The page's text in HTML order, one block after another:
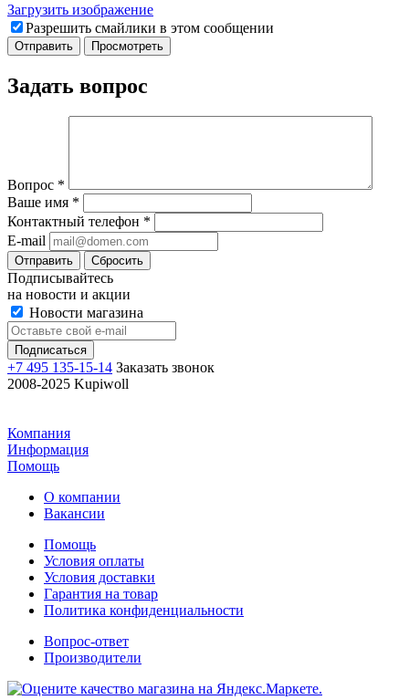
Загрузить изображение
Разрешить смайлики в этом сообщении
Задать вопрос
Вопрос *
Ваше имя *
Контактный телефон *
E-mail
Отправить Сбросить
Подписывайтесь
на новости и акции
Новости магазина
+7 495 135-15-14 Заказать звонок
2008-2025 Kupiwoll
Компания
Информация
Помощь
О компании
Вакансии
Помощь
Условия оплаты
Условия доставки
Гарантия на товар
Политика конфиденциальности
Вопрос-ответ
Производители